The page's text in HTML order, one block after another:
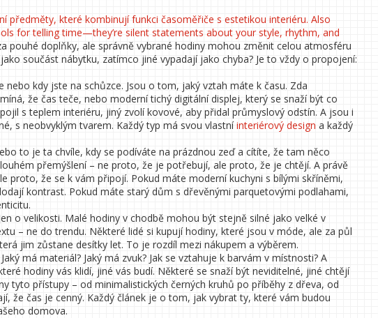
předměty, které kombinují funkci časoměřiče s estetikou interiéru. Also
for telling time—they’re silent statements about your style, rhythm, and
pouhé doplňky, ale správně vybrané hodiny mohou změnit celou atmosféru
součást nábytku, zatímco jiné vypadají jako chyba? Je to vždy o propojení:
kdy jste na schůzce. Jsou o tom, jaký vztah máte k času. Zda
že čas teče, nebo moderní tichý digitální displej, který se snaží být co
s teplem interiéru, jiný zvolí kovové, aby přidal průmyslový odstín. A jsou i
s neobvyklým tvarem. Každý typ má svou vlastníinteriérový design a každý
to je ta chvíle, kdy se podíváte na prázdnou zeď a cítíte, že tam něco
přemýšlení – ne proto, že je potřebují, ale proto, že je chtějí. A právě
proto, že se k vám připojí. Pokud máte moderní kuchyni s bílými skříněmi,
kontrast. Pokud máte starý dům s dřevěnými parquetovými podlahami,
o velikosti. Malé hodiny v chodbě mohou být stejně silné jako velké v
– ne do trendu. Některé lidé si kupují hodiny, které jsou v móde, ale za půl
jim zůstane desítky let. To je rozdíl mezi nákupem a výběrem.
má materiál? Jaký má zvuk? Jak se vztahuje k barvám v místnosti? A
hodiny vás klidí, jiné vás budí. Některé se snaží být neviditelné, jiné chtějí
tyto přístupy – od minimalistických černých kruhů po příběhy z dřeva, od
že čas je cenný. Každý článek je o tom, jak vybrat ty, které vám budou
domova.